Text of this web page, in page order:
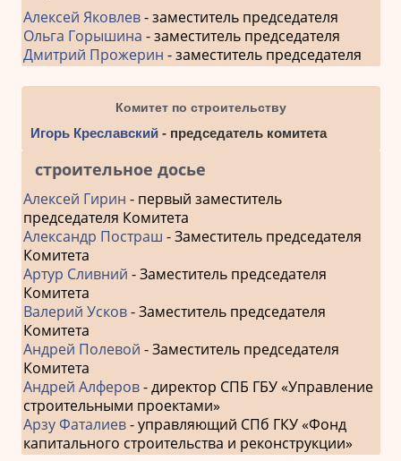
Алексей Яковлев- заместитель председателя
Ольга Горышина - заместитель председателя
Дмитрий Прожерин - заместитель председателя
Комитет по строительству
Игорь Креславский - председатель комитета
строительное досье
Алексей Гирин - первый заместитель
председателя Комитета
Александр Постраш - Заместитель председателя
Комитета
Артур Сливний - Заместитель председателя
Комитета
Валерий Усков- Заместитель председателя
Комитета
Андрей Полевой - Заместитель председателя
Комитета
Андрей Алферов- директор СПБ ГБУ «Управление
строительными проектами»
Арзу Фаталиев- управляющий СПб ГКУ «Фонд
капитального строительства и реконструкции»